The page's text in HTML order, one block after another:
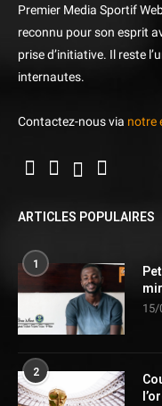
Premier Media Sportif
reconnu pour son esprit
prise d’initiative. Il reste
internautes.
Contactez-nous via notre
ARTICLES POPULAIRES
1
15/
2